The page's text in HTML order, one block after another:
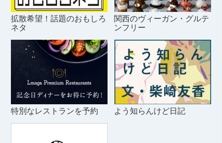
拡散希望！話題のおもしろ
ネタ
関西のヴィーガン・グルテ
ンフリー
特別なレストランを予約 よう知らんけど日記